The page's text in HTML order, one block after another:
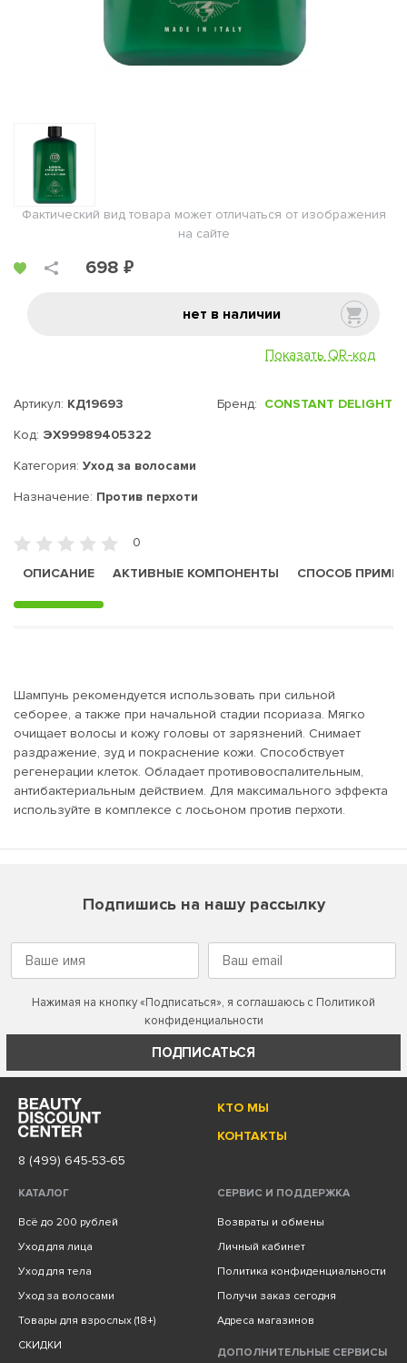
Фактический вид товара может отличаться от изображения
на сайте
698 ₽
нет в наличии
Показать QR-код
Артикул: КД19693
Код: ЭХ99989405322
Бренд: CONSTANT DELIGHT
Категория: Уход за волосами
Назначение: Против перхоти
0
ОПИСАНИЕ
АКТИВНЫЕ КОМПОНЕНТЫ СПОСОБ
Шампунь рекомендуется использовать при сильной
себорее, а также при начальной стадии псориаза. Мягко
очищает волосы и кожу головы от зарязнений. Снимает
раздражение, зуд и покраснение кожи. Способствует
регенерации клеток. Обладает противовоспалительным,
антибактериальным действием. Для максимального эффекта
используйте в комплексе с лосьоном против перхоти.
Подпишись на нашу рассылку
Нажимая на кнопку «Подписаться», я соглашаюсь с Политикой
конфиденциальности
ПОДПИСАТЬСЯ
КТО МЫ
КОНТАКТЫ
8 (499) 645-53-65
КАТАЛОГ
Всё до 200 рублей
Уход для лица
Уход для тела
Уход за волосами
Товары для взрослых (18+)
СКИДКИ
СЕРВИС И ПОДДЕРЖКА
Возвраты и обмены
Личный кабинет
Политика конфиденциальности
Получи заказ сегодня
Адреса магазинов
ДОПОЛНИТЕЛЬНЫЕ СЕРВИСЫ